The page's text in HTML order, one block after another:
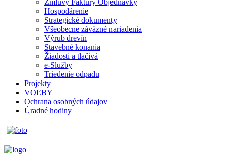
Zmluvy Faktúry Objednávky
Hospodárenie
Strategické dokumenty
Všeobecne záväzné nariadenia
Výrub drevín
Stavebné konania
Žiadosti a tlačivá
e-Služby
Triedenie odpadu
Projekty
VOĽBY
Ochrana osobných údajov
Úradné hodiny